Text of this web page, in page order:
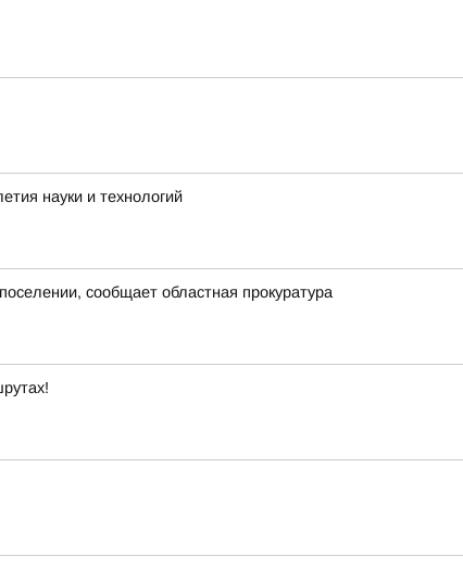
науки и технологий
сообщает областная прокуратура